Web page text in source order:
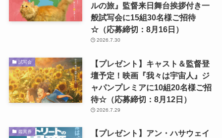
ルの旅』監督来日舞台挨拶付き一
般試写会に15組30名様ご招待
☆（応募締切：8月16日）
2026.7.30
試写会
【プレゼント】キャスト＆監督登
壇予定！映画『我々は宇宙人』ジ
ャパンプレミアに10組20名様ご招
待☆（応募締切：8月12日）
2026.7.29
鑑賞券
【プレゼント】アン・ハサウェイ